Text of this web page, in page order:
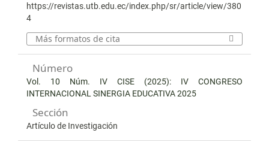
https://revistas.utb.edu.ec/index.php/sr/article/view/380
4
Más formatos de cita
Número
Vol. 10 Núm. IV CISE (2025): IV CONGRESO
INTERNACIONAL SINERGIA EDUCATIVA 2025
Sección
Artículo de Investigación